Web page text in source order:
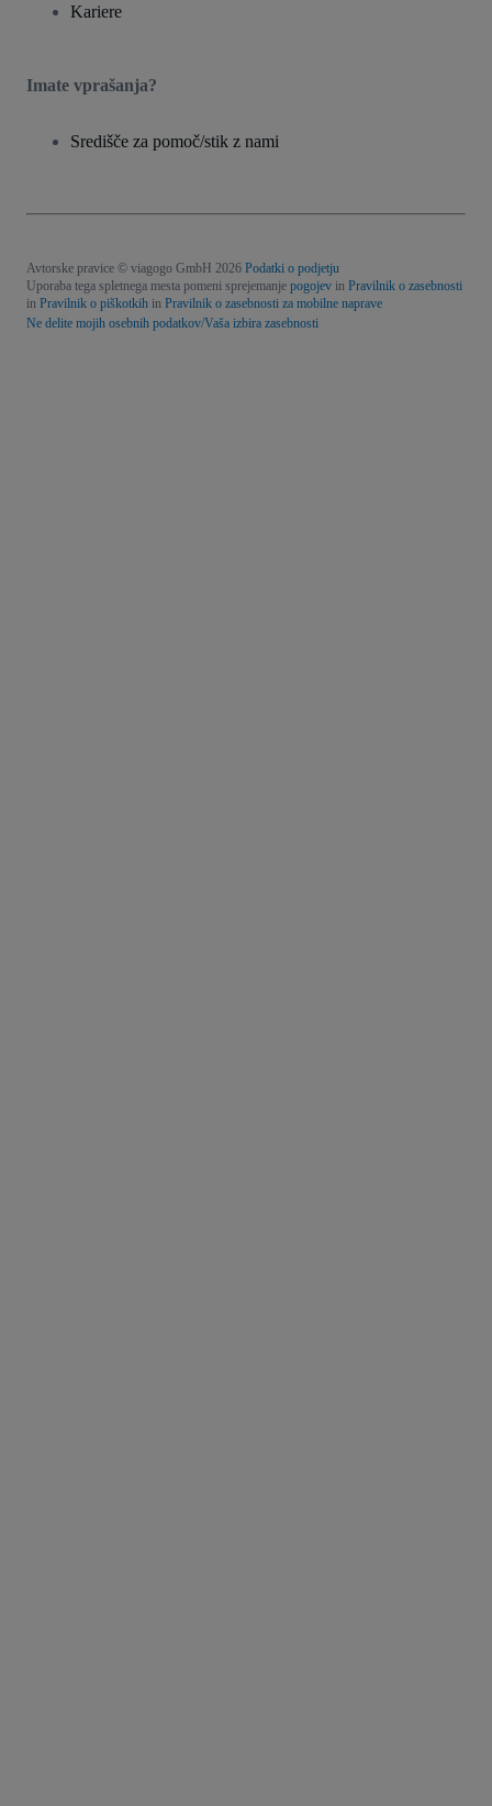
Kariere
Imate vprašanja?
Središče za pomoč/stik z nami
Avtorske pravice © viagogo GmbH 2026 Podatki o podjetju
Uporaba tega spletnega mesta pomeni sprejemanje pogojev in Pravilnik o zasebnosti
in Pravilnik o piškotkih in Pravilnik o zasebnosti za mobilne naprave
Ne delite mojih osebnih podatkov/Vaša izbira zasebnosti